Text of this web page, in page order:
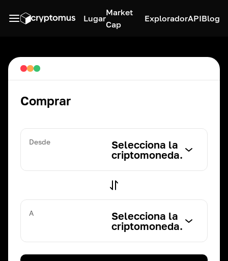
Lugar
Market
Cap
ExploradorAPIBlog
Comprar
Desde
Selecciona la
criptomoneda.
A
Selecciona la
criptomoneda.